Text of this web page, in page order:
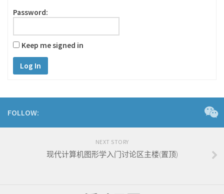
Password:
Keep me signed in
Log In
FOLLOW:
NEXT STORY
现代计算机图形学入门讨论区主楼(置顶)